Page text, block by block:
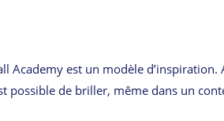
Academy est un modèle
possible de briller, même dans un